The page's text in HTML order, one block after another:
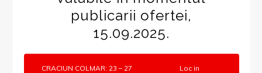
publicarii ofertei,
15.09.2025.
CRACIUN COLMAR: 23 – 27
Loc in